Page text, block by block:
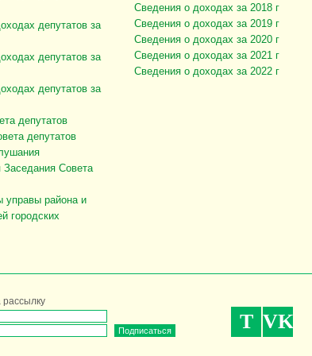
депутатов за
депутатов за
депутатов за
депутатов
депутатов
Заседания Совета
управы района и
городских
Сведения о доходах за 2018 г
Сведения о доходах за 2019 г
Сведения о доходах за 2020 г
Сведения о доходах за 2021 г
Сведения о доходах за 2022 г
рассылку
T VK